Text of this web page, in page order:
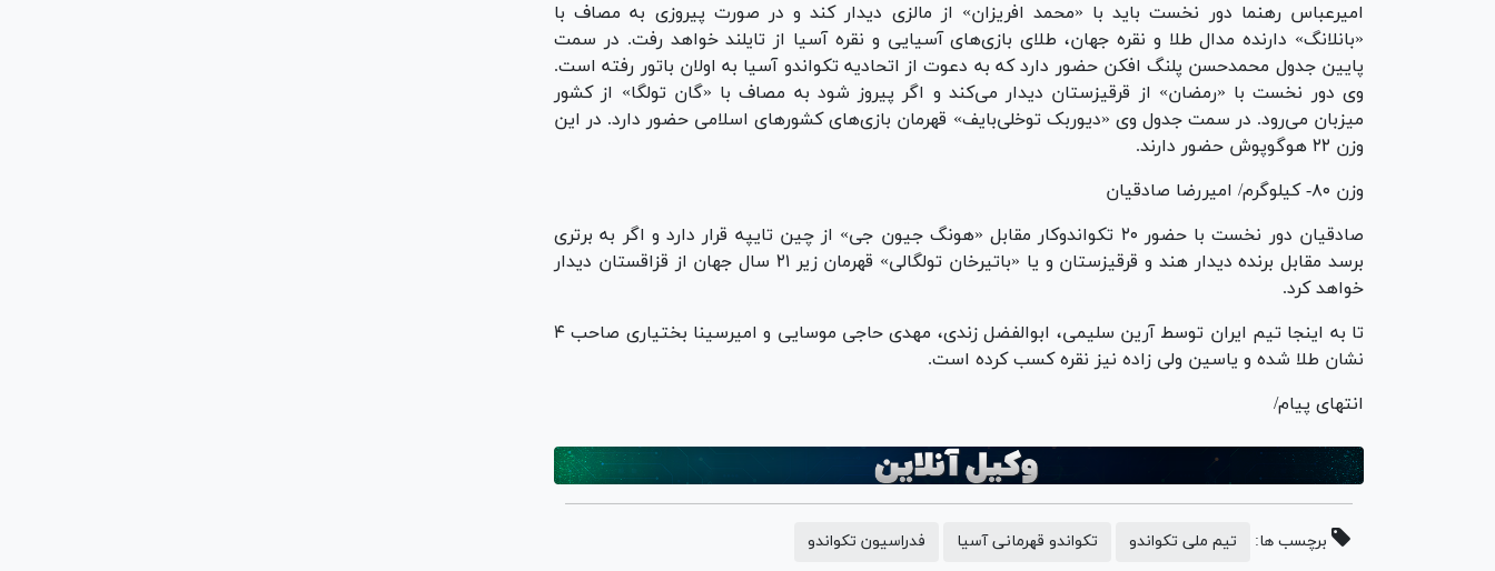
امیرعباس رهنما دور نخست باید با «محمد افریزان» از مالزی دیدار کند و در صورت پیروزی به مصاف با
«بانلانگ» دارنده مدال طلا و نقره جهان، طلای بازی‌های آسیایی و نقره آسیا از تایلند خواهد رفت. در سمت
پایین جدول محمدحسن پلنگ افکن حضور دارد که به دعوت از اتحادیه تکواندو آسیا به اولان باتور رفته است.
وی دور نخست با «رمضان» از قرقیزستان دیدار می‌کند و اگر پیروز شود به مصاف با «گان تولگا» از کشور
میزبان می‌رود. در سمت جدول وی «دیوربک توخلی‌بایف» قهرمان بازی‌های کشور‌های اسلامی حضور دارد. در این
وزن ۲۲ هوگوپوش حضور دارند.
وزن ۸۰- کیلوگرم/ امیررضا صادقیان
صادقیان دور نخست با حضور ۲۰ تکواندوکار مقابل «هونگ جیون جی» از چین تایپه قرار دارد و اگر به برتری
برسد مقابل برنده دیدار هند و قرقیزستان و یا «باتیرخان تولگالی» قهرمان زیر ۲۱ سال جهان از قزاقستان دیدار
خواهد کرد.
تا به اینجا تیم ایران توسط آرین سلیمی، ابوالفضل زندی، مهدی حاجی موسایی و امیرسینا بختیاری صاحب ۴
نشان طلا شده و یاسین ولی زاده نیز نقره کسب کرده است.
انتهای پیام/
برچسب ها: تیم ملی تکواندو تکواندو قهرمانی آسیا فدراسیون تکواندو